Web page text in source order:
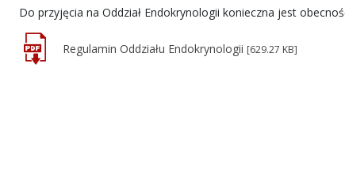
Do przyjęcia na Oddział Endokrynologii konieczna jest
Regulamin Oddziału Endokrynologii [629.27 KB]